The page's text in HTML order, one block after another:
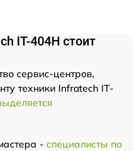
IT-404H стоит
сервис-центров,
техники Infratech IT-
- специалисты по